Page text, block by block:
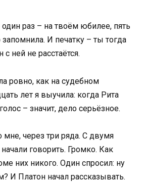
раз – на твоём юбилее, пять
И печатку – ты тогда
с ней не расстаётся.
ровно, как на судебном
лет я выучила: когда Рита
– значит, дело серьёзное.
мне, через три ряда. С двумя
говорить. Громко. Как
них никого. Один спросил: ну
И Платон начал рассказывать.